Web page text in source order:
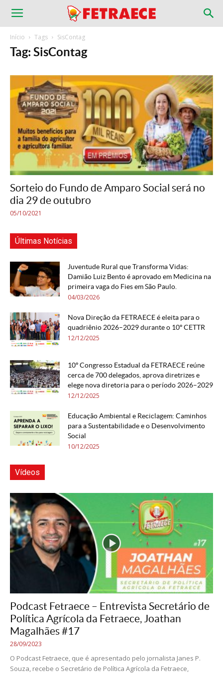
Início Tags SisContag
Tag: SisContag
Sorteio do Fundo de Amparo Social será no
dia 29 de outubro
05/10/2021
Últimas Notícias
Juventude Rural que Transforma Vidas:
Damião Luiz Bento é aprovado em Medicina na
primeira vaga do Fies em São Paulo.
04/03/2026
Nova Direção da FETRAECE é eleita para o
quadriênio 2026–2029 durante o 10º CETTR
12/12/2025
10º Congresso Estadual da FETRAECE reúne
cerca de 700 delegados, aprova diretrizes e
elege nova diretoria para o período 2026–2029
12/12/2025
Educação Ambiental e Reciclagem: Caminhos
para a Sustentabilidade e o Desenvolvimento
Social
10/12/2025
Vídeos
Podcast Fetraece – Entrevista Secretário de
Política Agrícola da Fetraece, Joathan
Magalhães #17
28/09/2023
O Podcast Fetraece, que é apresentado pelo jornalista Janes P.
Souza, recebe o Secretário de Política Agrícola da Fetraece,